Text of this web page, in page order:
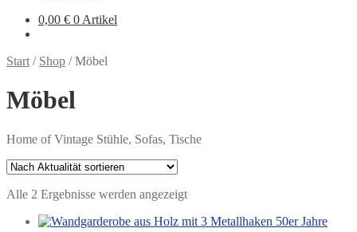
0,00 € 0 Artikel
Start / Shop /Möbel
Möbel
Home of Vintage Stühle, Sofas, Tische
Alle 2 Ergebnisse werden angezeigtNach
sortiert